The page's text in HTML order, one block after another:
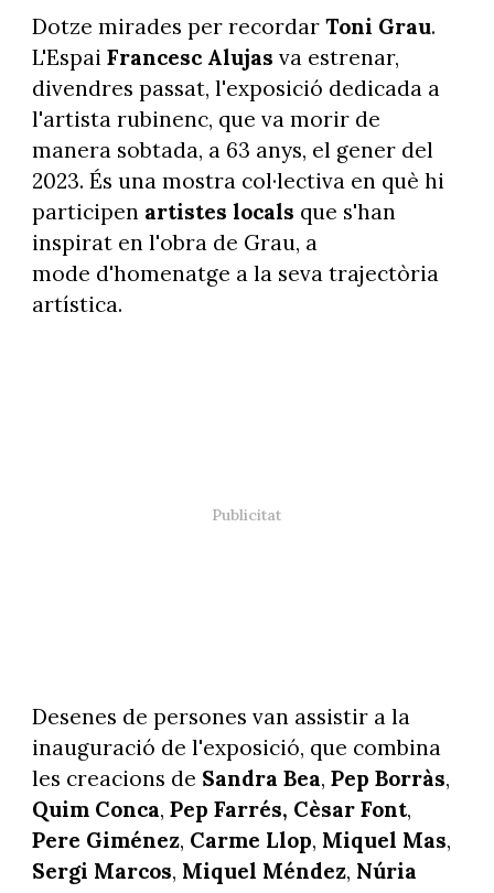
Dotze mirades per recordar Toni Grau.
L'Espai Francesc Alujas va estrenar,
divendres passat, l'exposició dedicada a
l'artista rubinenc, que va morir de
manera sobtada, a 63 anys, el gener del
2023. És una mostra col·lectiva en què hi
participen artistes locals que s'han
inspirat en l'obra de Grau, a
mode d'homenatge a la seva trajectòria
artística.
Desenes de persones van assistir a la
inauguració de l'exposició, que combina
les creacions de Sandra Bea, Pep Borràs,
Quim Conca, Pep Farrés, Cèsar Font,
Pere Giménez, Carme Llop, Miquel Mas,
Sergi Marcos, Miquel Méndez, Núria